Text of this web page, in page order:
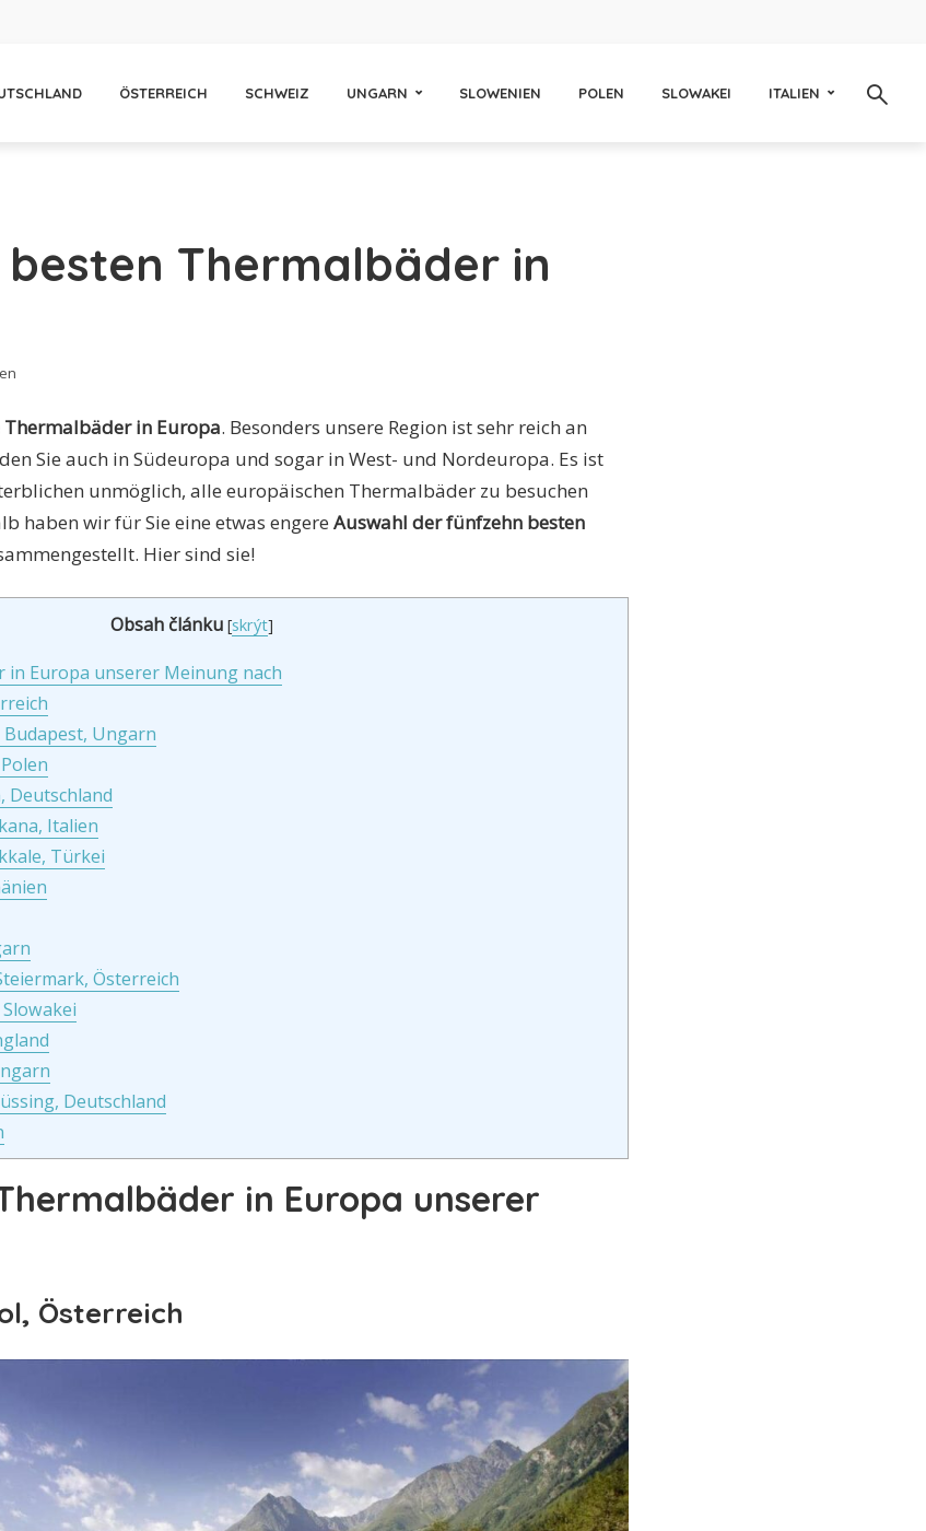
ÖSTERREICH SCHWEIZ UNGARN SLOWENIEN POLEN SLOWAKEI ITALIEN
besten Thermalbäder in
in Europa. Besonders unsere Region ist sehr reich an
Sie auch in Südeuropa und sogar in West- und Nordeuropa. Es ist
unmöglich, alle europäischen Thermalbäder zu besuchen
haben wir für Sie eine etwas engere Auswahl der fünfzehn besten
Hier sind sie!
Obsah článku [skrýt]
in Europa unserer Meinung nach
Budapest, Ungarn
Deutschland
Italien
Türkei
Österreich
Deutschland
in Europa unserer
Österreich